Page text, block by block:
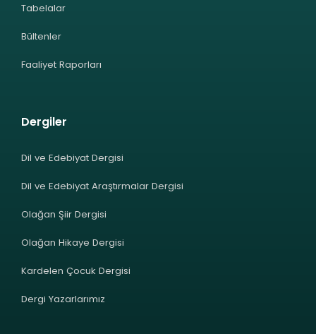
Tabelalar
Bültenler
Faaliyet Raporları
Dergiler
Dil ve Edebiyat Dergisi
Dil ve Edebiyat Araştırmalar Dergisi
Olağan Şiir Dergisi
Olağan Hikaye Dergisi
Kardelen Çocuk Dergisi
Dergi Yazarlarımız